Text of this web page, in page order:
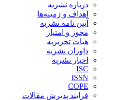
درباره نشریه
اهداف و زمینه‌ها
آیین نامه نشریه
مجوز و امتیاز
هیات تحریریه
داوران نشریه
اخبار نشریه
ISC
ISSN
COPE
فرایند پذیرش مقالات